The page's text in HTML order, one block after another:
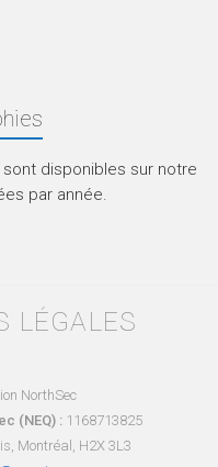
disponibles sur notre
par année.
LÉGALES
NorthSec
(NEQ) : 1168713825
Montréal, H2X 3L3